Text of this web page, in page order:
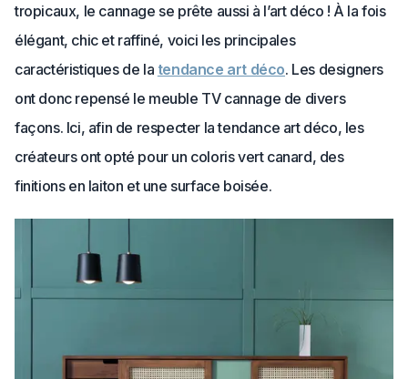
tropicaux, le cannage se prête aussi à l’art déco ! À la fois
élégant, chic et raffiné, voici les principales
caractéristiques de la tendance art déco. Les designers
ont donc repensé le meuble TV cannage de divers
façons. Ici, afin de respecter la tendance art déco, les
créateurs ont opté pour un coloris vert canard, des
finitions en laiton et une surface boisée.